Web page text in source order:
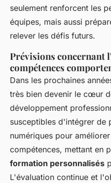
seulement renforcent les
équipes, mais aussi
relever les défis futurs.
Prévisions concernant
compétences
Dans les prochaines
très bien devenir le cœur
développement
susceptibles d'intégrer de
numériques pour
compétences, mettant en
formation personnalisés
L'évaluation continue et